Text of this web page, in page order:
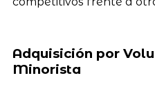
Adquisición por
Minorista